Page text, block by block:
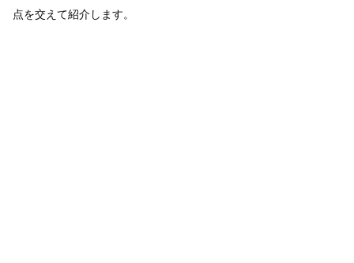
点を交えて紹介します。